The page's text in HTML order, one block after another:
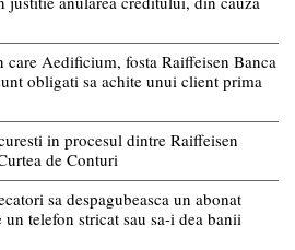
Aedificium, fosta Raiffeisen Banca
obligati sa achite unui client prima
in procesul dintre Raiffeisen
de Conturi
sa despagubeasca un abonat
telefon stricat sau sa-i dea banii